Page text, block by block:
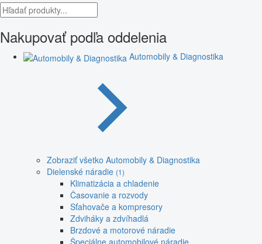
Nakupovať podľa oddelenia
Automobily & Diagnostika
Zobraziť všetko Automobily & Diagnostika
Dielenské náradie (1)
Klimatizácia a chladenie
Časovanie a rozvody
Sťahovače a kompresory
Zdviháky a zdvíhadlá
Brzdové a motorové náradie
Špeciálne automobilové náradie